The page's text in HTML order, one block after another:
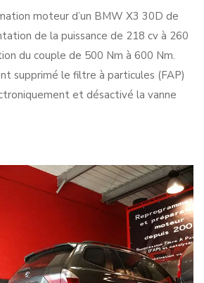
moteur d’un BMW X3 30D de
de la puissance de 218 cv à 260
du couple de 500 Nm à 600 Nm.
supprimé le filtre à particules (FAP)
et désactivé la vanne